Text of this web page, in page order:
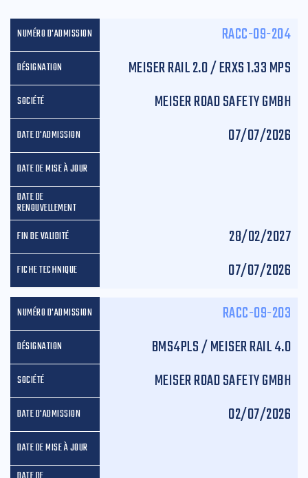
RACC-09-204
MEISER RAIL 2.0 / ERXS 1.33 MPS
MEISER ROAD SAFETY GMBH
07/07/2026
28/02/2027
07/07/2026
RACC-09-203
BMS4PLS / MEISER RAIL 4.0
MEISER ROAD SAFETY GMBH
02/07/2026